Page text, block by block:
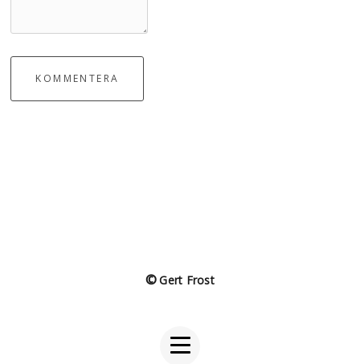
KOMMENTERA
©Gert Frost